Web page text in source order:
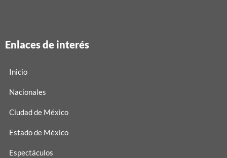
Enlaces de interés
Inicio
Nacionales
Ciudad de México
Estado de México
Espectáculos